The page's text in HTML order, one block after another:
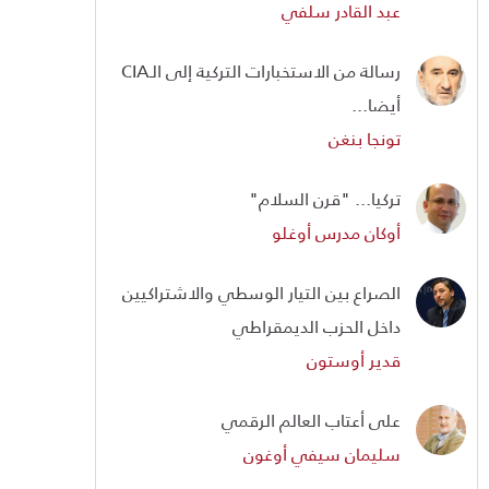
عبد القادر سلفي
رسالة من الاستخبارات التركية إلى الـCIA
أيضا...
تونجا بنغن
تركيا... "قرن السلام"
أوكان مدرس أوغلو
الصراع بين التيار الوسطي والاشتراكيين
داخل الحزب الديمقراطي
قدير أوستون
على أعتاب العالم الرقمي
سليمان سيفي أوغون